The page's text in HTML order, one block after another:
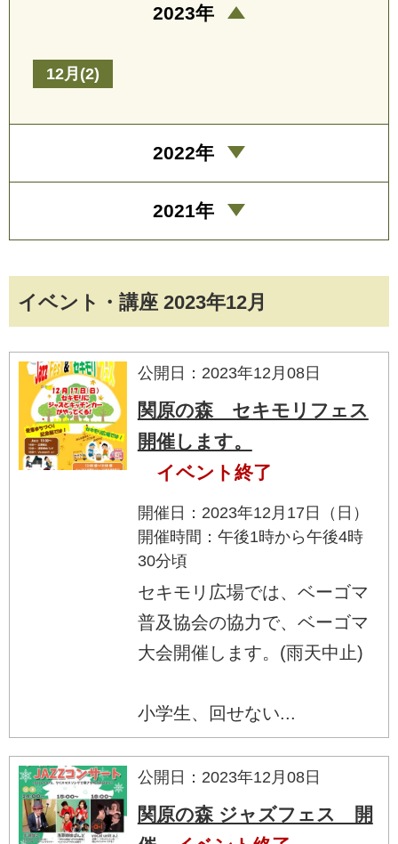
イベント・講座 2023年12月
公開日：2023年12月08日
関原の森 セキモリフェス
開催します。
イベント終了
開催日：2023年12月17日（日）
開催時間：午後1時から午後4時
30分頃
セキモリ広場では、ベーゴマ
普及協会の協力で、ベーゴマ
大会開催します。(雨天中止)
小学生、回せない...
公開日：2023年12月08日
関原の森 ジャズフェス 開
2023年
12月(2)
2022年
2021年